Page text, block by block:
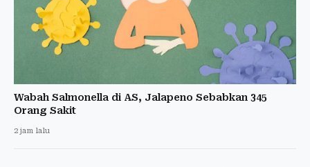
Wabah Salmonella di AS, Jalapeno Sebabkan 345
Orang Sakit
2 jam lalu